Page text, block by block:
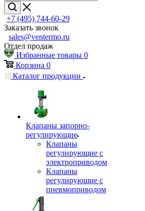
+7 (495) 744-60-29
Заказать звонок
sales@ventermo.ru
Отдел продаж
Избранные товары 0
Корзина 0
Каталог продукции
Клапаны запорно-
регулирующие
Клапаны
регулирующие с
электроприводом
Клапаны
регулирующие с
пневмоприводом